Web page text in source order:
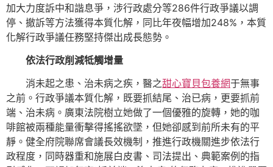
加大力度訴中和諧息爭，涉行政處分等286件行政爭議以調
停、撤訴等方法獲得本質化解，同比年夜幅增加248%，本質
化解行政爭議任務堅持傑出成長態勢。
依法行政削減牴觸增量
消未起之患、治未病之疾，醫之甜心寶貝包養網于無事
之前。行政爭議本質化解，既要抓結尾、治已病，更要抓前
端、治未病。廣東法院樹立她做了一個優雅的旋轉，她的咖
啡館被兩種能量衝擊得搖搖欲墜，但她卻感到前所未有的平
靜。健全府院聯席會議長效機制，推進行政機關進步依法行
政程度，同時器重和施展白皮書、司法提出、典範案例的指